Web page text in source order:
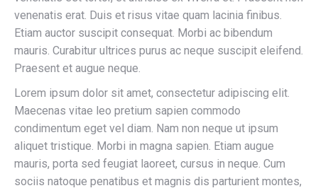
venenatis erat. Duis et risus vitae quam lacinia finibus.
Etiam auctor suscipit consequat. Morbi ac bibendum
mauris. Curabitur ultrices purus ac neque suscipit eleifend.
Praesent et augue neque.
Lorem ipsum dolor sit amet, consectetur adipiscing elit.
Maecenas vitae leo pretium sapien commodo
condimentum eget vel diam. Nam non neque ut ipsum
aliquet tristique. Morbi in magna sapien. Etiam augue
mauris, porta sed feugiat laoreet, cursus in neque. Cum
sociis natoque penatibus et magnis dis parturient montes,